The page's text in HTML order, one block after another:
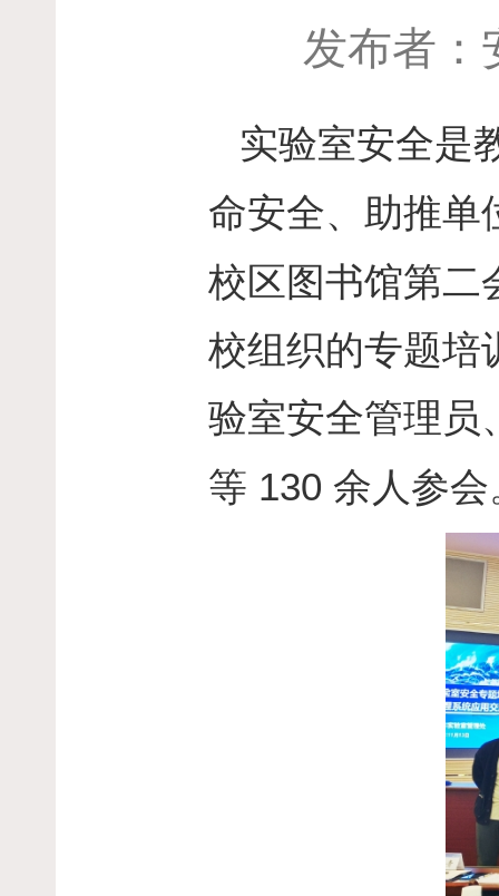
发布者：
实验室安全是
命安全、助推单
校区图书馆第二
校组织的专题培
验室安全管理员
等 130 余人参会